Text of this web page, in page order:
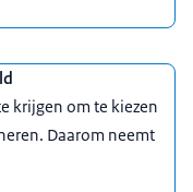
krijgen om te kiezen
Daarom neemt